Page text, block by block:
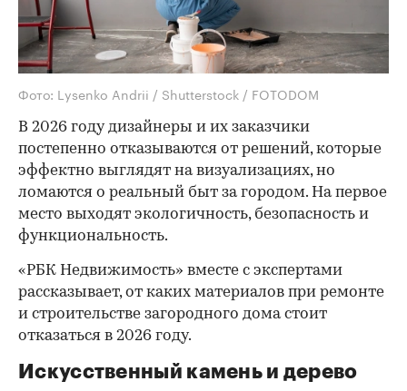
Фото: Lysenko Andrii / Shutterstock / FOTODOM
В 2026 году дизайнеры и их заказчики
постепенно отказываются от решений, которые
эффектно выглядят на визуализациях, но
ломаются о реальный быт за городом. На первое
место выходят экологичность, безопасность и
функциональность.
«РБК Недвижимость» вместе с экспертами
рассказывает, от каких материалов при ремонте
и строительстве загородного дома стоит
отказаться в 2026 году.
Искусственный камень и дерево